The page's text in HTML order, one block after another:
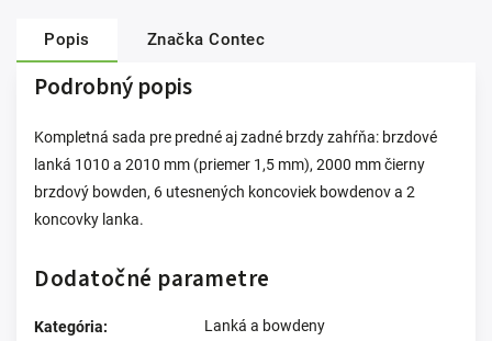
Popis Značka Contec
Podrobný popis
Kompletná sada pre predné aj zadné brzdy zahŕňa: brzdové
lanká 1010 a 2010 mm (priemer 1,5 mm), 2000 mm čierny
brzdový bowden, 6 utesnených koncoviek bowdenov a 2
koncovky lanka.
Dodatočné parametre
Kategória:
Lanká a bowdeny